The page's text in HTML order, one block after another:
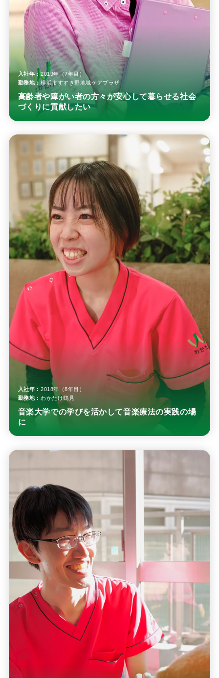
入社年：2019年（7年目）
勤務地： 横浜市すすき野地域ケアプラザ
高齢者や障がい者の方々が安心して暮らせる社会
づくりに貢献したい
入社年： 2018年（8年目）
勤務地： わかたけ鶴見
音楽大学での学びを活かして音楽療法の実践の場
に